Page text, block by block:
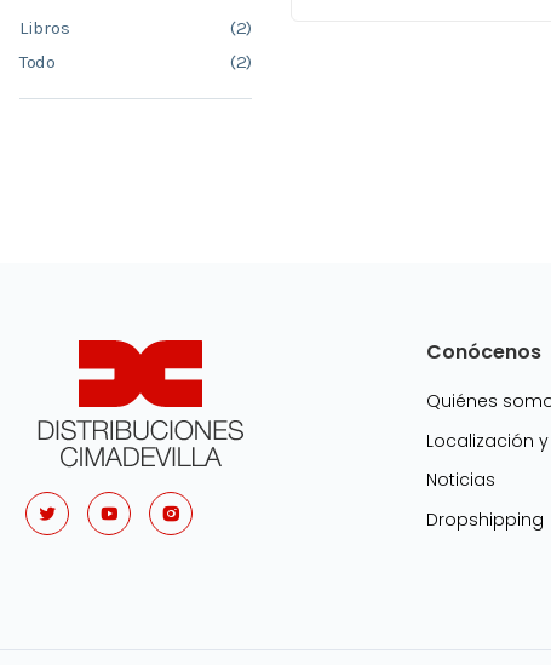
Libros
(2)
Todo
(2)
Conócenos
Quiénes
Localización
Noticias
Dropshipping